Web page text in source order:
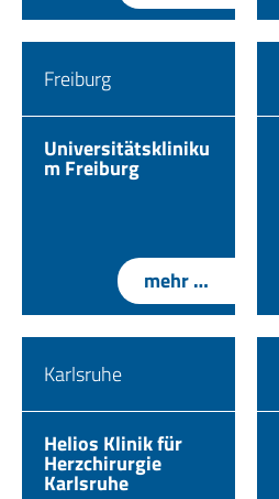
Freiburg
Universitätskliniku
m Freiburg
mehr …
Karlsruhe
Helios Klinik für
Herzchirurgie
Karlsruhe